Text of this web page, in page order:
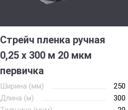
Стрейч пленка ручная
0,25 х 300 м 20 мкм
первичка
Ширина (мм)
250
Длина (м)
300